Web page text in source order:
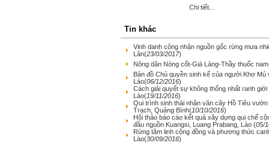
Chi tiết...
Tin khác
Vinh danh công nhận nguồn gốc rừng mưa
Lăn(23/03/2017)
Nông dân Nòng cốt-Già Làng-Thầy thuốc
Bản đồ Chủ quyền sinh kế của người Khơ
Lào(06/12/2016)
Cách giải quyết sự không thống nhất ranh
Lào(19/11/2016)
Qui trình sinh thái nhân văn cây Hồ Tiêu
Trạch, Quảng Bình(10/10/2016)
Hội thảo báo cáo kết quả xây dựng qui chế
đầu nguồn Kuangsi, Luang Prabang, Lào (05/
Rừng tâm linh cộng đồng và phương thức
Lào(30/09/2016)